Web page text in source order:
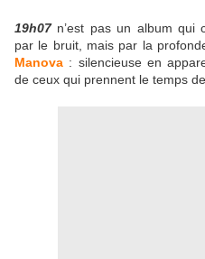
19h07n’est pas un album qui
par le bruit, mais par la
Manova : silencieuse en
de ceux qui prennent le temps de